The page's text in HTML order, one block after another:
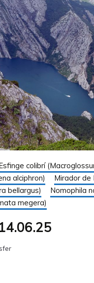
colibrí
alciphron)
Mirador de
bellargus)
Nomophila
megera)